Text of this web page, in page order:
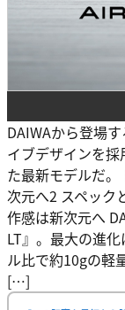
DAIWAから登場
イブデザインを
た最新モデルだ
次元へ2 スペック
作感は新次元へ
LT』。最大の進
ル比で約10gの軽
[…]